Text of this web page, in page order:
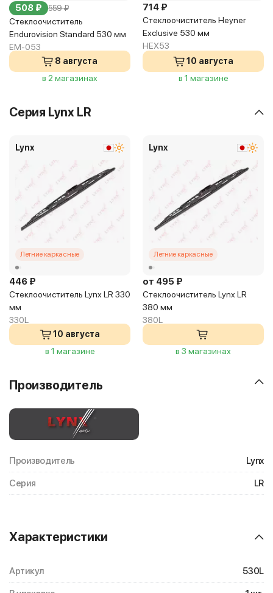
508 ₽ 559 ₽
Стеклоочиститель
Endurovision Standard 530 мм
EM-053
8 августа
в 2 магазинах
714 ₽
Стеклоочиститель Heyner
Exclusive 530 мм
HEX53
10 августа
в 1 магазине
Серия Lynx LR
Lynx
Летние каркасные
446 ₽
Стеклоочиститель Lynx LR 330
мм
330L
10 августа
в 1 магазине
Lynx
Летние каркасные
от 495 ₽
Стеклоочиститель Lynx LR
380 мм
380L
в 3 магазинах
Производитель
Производитель Lynx
Серия LR
Характеристики
Артикул 530L